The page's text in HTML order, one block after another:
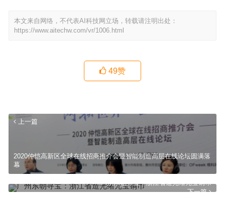
本文来自网络，不代表AI科技网立场，转载请注明出处：
https://www.aitechw.com/vr/1006.html
49赞
上一篇
2020仲恺高新区全球在线招商推介会暨智能制造高层在线论坛圆满落
幕
下一篇
广州东朝寻宝：浙江省造光绪元宝铜币